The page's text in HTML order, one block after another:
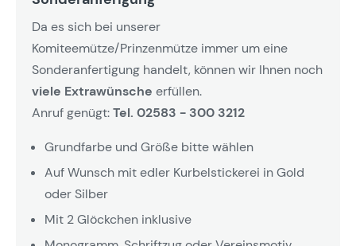
Da es sich bei unserer
Komiteemütze/Prinzenmütze immer um eine
Sonderanfertigung handelt, können wir Ihnen noch
viele Extrawünsche erfüllen.
Anruf genügt:Tel. 02583 - 300 3212
Grundfarbe und Größe bitte wählen
Auf Wunsch mit edler Kurbelstickerei in Gold
oder Silber
Mit 2 Glöckchen inklusive